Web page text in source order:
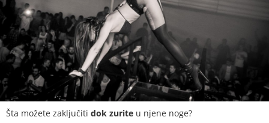
Šta možete zaključiti dok zurite u njene noge?